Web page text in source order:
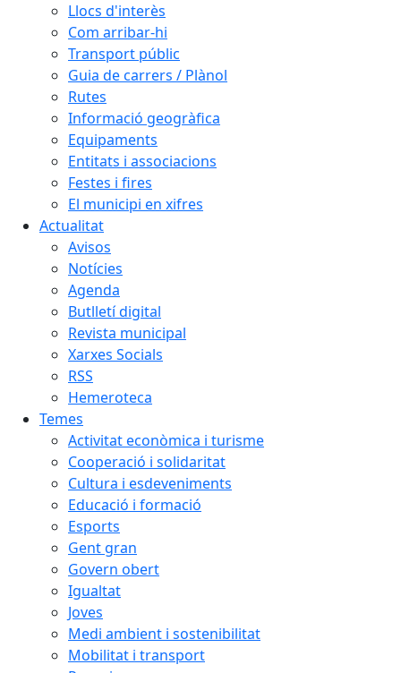
Llocs d'interès
Com arribar-hi
Transport públic
Guia de carrers / Plànol
Rutes
Informació geogràfica
Equipaments
Entitats i associacions
Festes i fires
El municipi en xifres
Actualitat
Avisos
Notícies
Agenda
Butlletí digital
Revista municipal
Xarxes Socials
RSS
Hemeroteca
Temes
Activitat econòmica i turisme
Cooperació i solidaritat
Cultura i esdeveniments
Educació i formació
Esports
Gent gran
Govern obert
Igualtat
Joves
Medi ambient i sostenibilitat
Mobilitat i transport